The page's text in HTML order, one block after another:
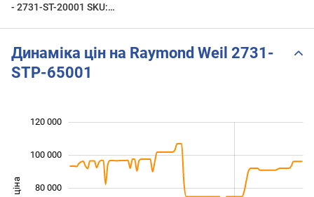
- 2731-ST-20001 SKU:
Динаміка цін на Raymond Weil 2731-
STP-65001
80 000
100 000
120 000